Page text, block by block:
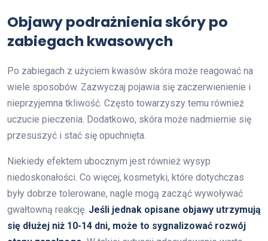
Objawy podrażnienia skóry po
zabiegach kwasowych
Po zabiegach z użyciem kwasów skóra może reagować na
wiele sposobów. Zazwyczaj pojawia się zaczerwienienie i
nieprzyjemna tkliwość. Często towarzyszy temu również
uczucie pieczenia. Dodatkowo, skóra może nadmiernie się
przesuszyć i stać się opuchnięta.
Niekiedy efektem ubocznym jest również wysyp
niedoskonałości. Co więcej, kosmetyki, które dotychczas
były dobrze tolerowane, nagle mogą zacząć wywoływać
gwałtowną reakcję. Jeśli jednak opisane objawy utrzymują
się dłużej niż 10-14 dni, może to sygnalizować rozwój